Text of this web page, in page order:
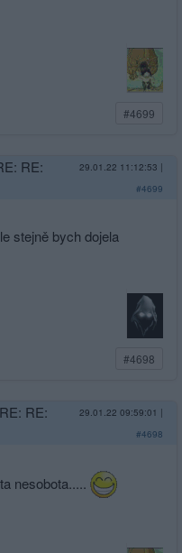
#4699
RE:
29.01.22 11:12:53 |
#4699
stejně bych dojela
#4698
RE:
29.01.22 09:59:01 |
#4698
nesobota.....